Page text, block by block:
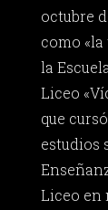
octubre
como
la
Liceo
que
estudios
Liceo en